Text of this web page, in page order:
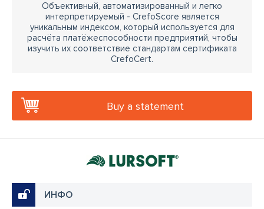
Объективный, автоматизированный и легко
интерпретируемый - CrefoScore является
уникальным индексом, который используется для
расчёта платёжеспособности предприятий, чтобы
изучить их соответствие стандартам сертификата
CrefoCert.
Buy a statement
ИНФО